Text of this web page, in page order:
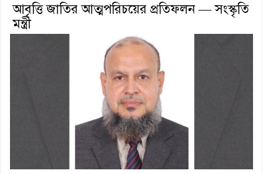
আবৃত্তি জাতির আত্মপরিচয়ের প্রতিফলন — সংস্কৃতি
মন্ত্রী